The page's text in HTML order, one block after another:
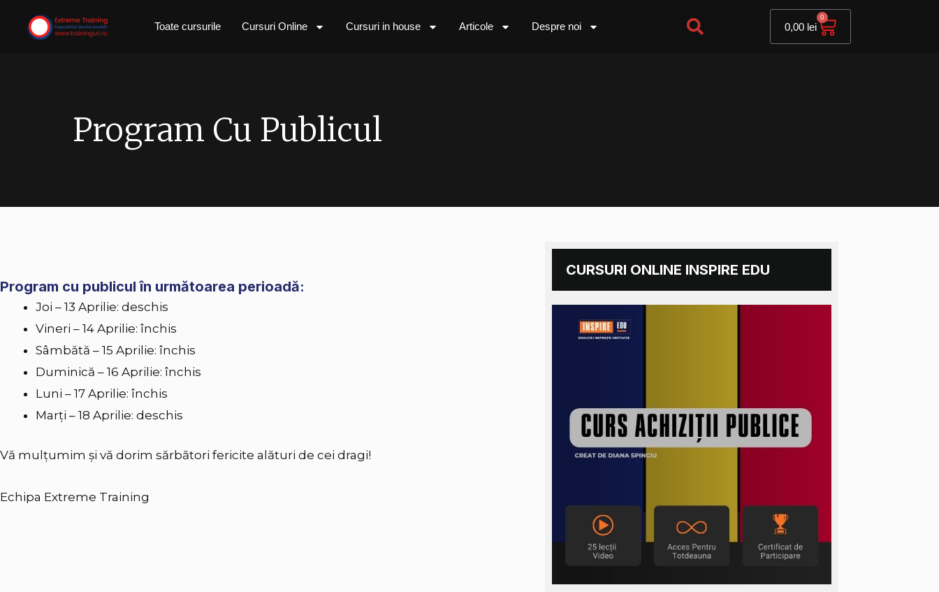
Toate cursurile Cursuri Online Cursuri in house Articole Despre noi 0,00 lei
0
Cart
Program Cu Publicul
Program cu publicul în următoarea perioadă:
Joi – 13 Aprilie: deschis
Vineri – 14 Aprilie: închis
Sâmbătă – 15 Aprilie: închis
Duminică – 16 Aprilie: închis
Luni – 17 Aprilie: închis
Marți – 18 Aprilie: deschis
Vă mulțumim și vă dorim sărbători fericite alături de cei dragi!
Echipa Extreme Training
CURSURI ONLINE INSPIRE EDU